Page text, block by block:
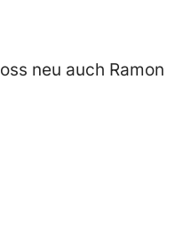
neu auch Ramon